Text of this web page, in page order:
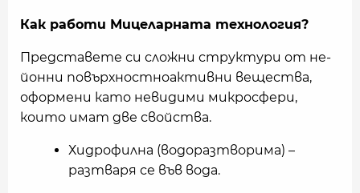
Как работи Мицеларната технология?
Представете си сложни структури от не-
йонни повърхностноактивни вещества,
оформени като невидими микросфери,
които имат две свойства.
Хидрофилна (водоразтворима) –
разтваря се във вода.